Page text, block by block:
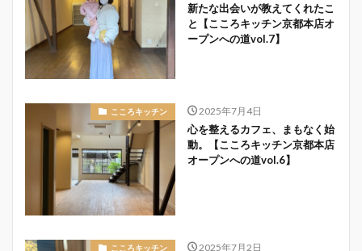
新たな出会いが教えてくれたこ
と【こころキッチン京都本店オ
ープンへの道vol.7】
こころキッチン 2025年7月4日
心を整えるカフェ、まもなく始
動。【こころキッチン京都本店
オープンへの道vol.6】
こころキッチン 2025年7月2日